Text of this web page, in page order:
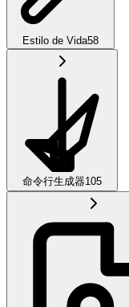
Estilo de Vida58
命令行生成器105